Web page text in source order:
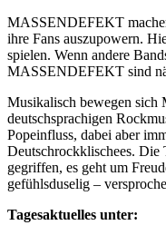
MASSENDEFEKT
ihre Fans auszupowern.
spielen. Wenn andere
MASSENDEFEKT sind
Musikalisch bewegen sich
deutschsprachigen
Popeinfluss, dabei aber
Deutschrockklischees. Die
gegriffen, es geht um
gefühlsduselig –
Tagesaktuelles unter: